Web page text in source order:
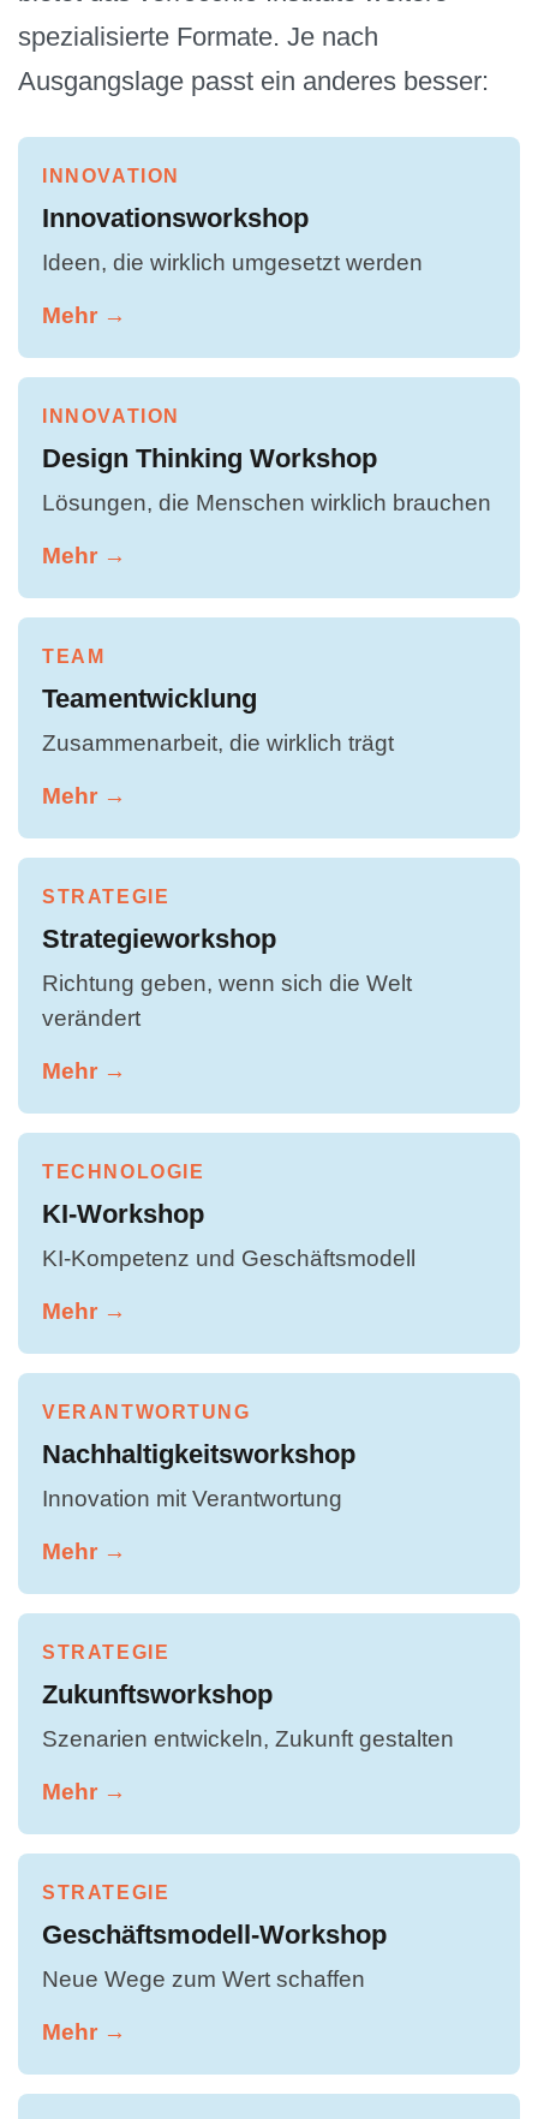
spezialisierte Formate. Je nach
Ausgangslage passt ein anderes besser:
INNOVATION
Innovationsworkshop
Ideen, die wirklich umgesetzt werden
Mehr →
INNOVATION
Design Thinking Workshop
Lösungen, die Menschen wirklich brauchen
Mehr →
TEAM
Teamentwicklung
Zusammenarbeit, die wirklich trägt
Mehr →
STRATEGIE
Strategieworkshop
Richtung geben, wenn sich die Welt
verändert
Mehr →
TECHNOLOGIE
KI-Workshop
KI-Kompetenz und Geschäftsmodell
Mehr →
VERANTWORTUNG
Nachhaltigkeitsworkshop
Innovation mit Verantwortung
Mehr →
STRATEGIE
Zukunftsworkshop
Szenarien entwickeln, Zukunft gestalten
Mehr →
STRATEGIE
Geschäftsmodell-Workshop
Neue Wege zum Wert schaffen
Mehr →